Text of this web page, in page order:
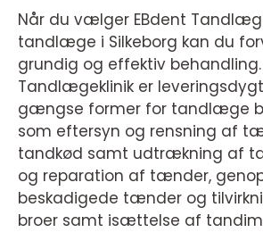
Når du vælger EBdent
tandlæge i Silkeborg kan du
grundig og effektiv behandling.
Tandlægeklinik er
gængse former for tandlæge
som eftersyn og rensning af
tandkød samt udtrækning af
og reparation af tænder,
beskadigede tænder og
broer samt isættelse af